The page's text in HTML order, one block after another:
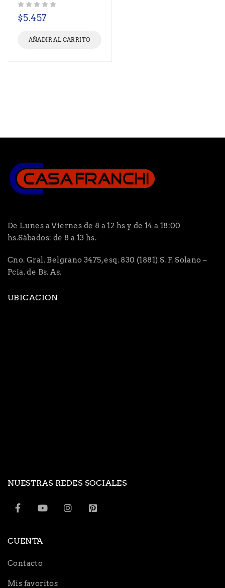
$5.457
AÑADIR AL CARRITO
De Lunes a Viernes de 8 a 12 hs y de 14 a 18:00
hs.Sábados: de 8 a 13 hs.
Cno. Gral. Belgrano 3475, esq. 830 (1881) S. F. Solano –
Pcia. de Bs. As.
UBICACION
NUESTRAS REDES SOCIALES
CUENTA
Contacto
Mis favoritos